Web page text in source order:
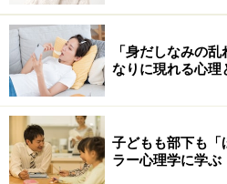
で、経済的、精神的な安心を
性にも、今までの人生で築いて
ース（豊かな感情、教養、能
すから、それを生かして、男
てあげられるはずです。
こうして、パートナーと協力
「身だしなみの
なりに現れる心理
子どもも部下も「
ラー心理学に学ぶ